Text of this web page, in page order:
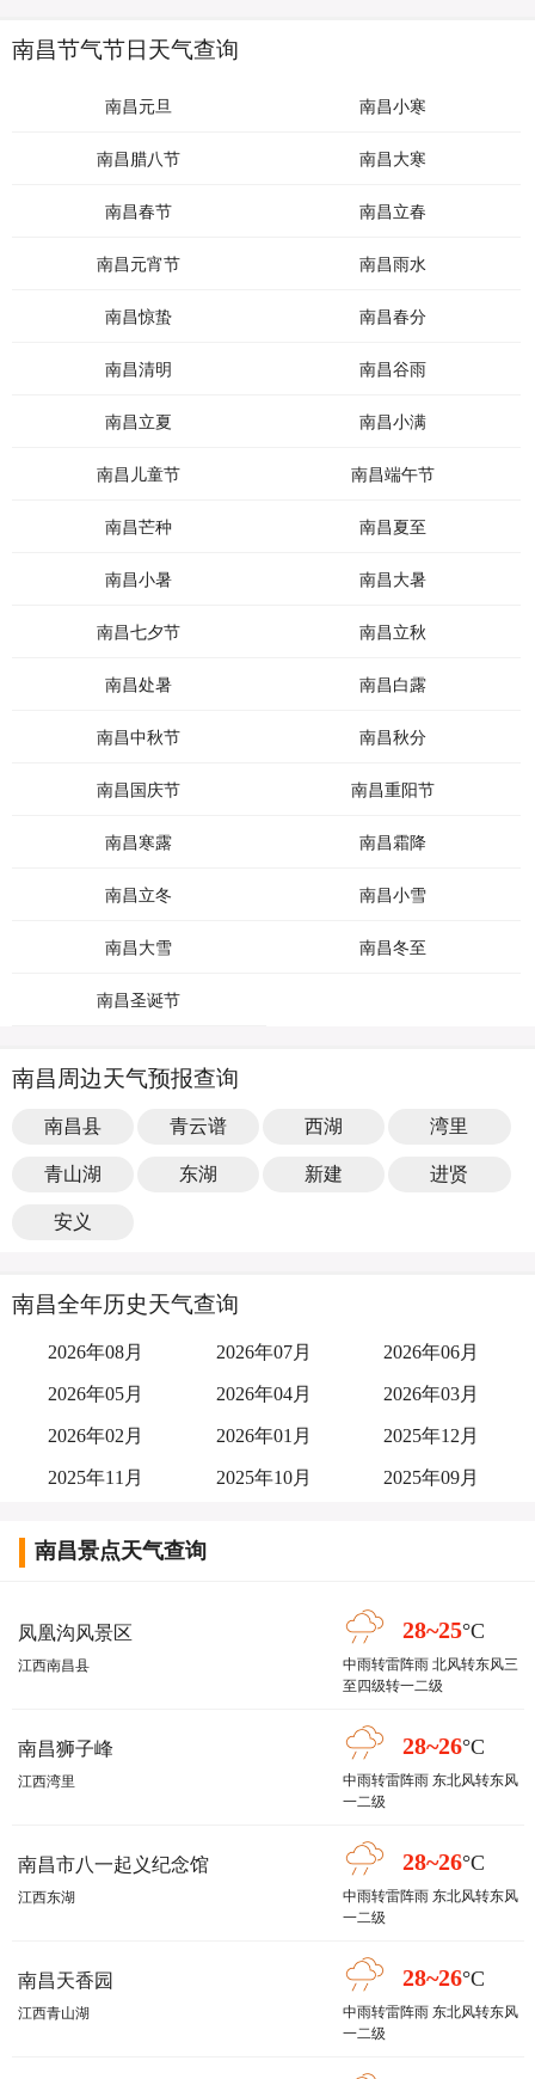
南昌节气节日天气查询
南昌元旦 南昌小寒
南昌腊八节 南昌大寒
南昌春节 南昌立春
南昌元宵节 南昌雨水
南昌惊蛰 南昌春分
南昌清明 南昌谷雨
南昌立夏 南昌小满
南昌儿童节 南昌端午节
南昌芒种 南昌夏至
南昌小暑 南昌大暑
南昌七夕节 南昌立秋
南昌处暑 南昌白露
南昌中秋节 南昌秋分
南昌国庆节 南昌重阳节
南昌寒露 南昌霜降
南昌立冬 南昌小雪
南昌大雪 南昌冬至
南昌圣诞节
南昌周边天气预报查询
南昌县 青云谱 西湖 湾里
青山湖 东湖 新建 进贤
安义
南昌全年历史天气查询
2026年08月 2026年07月 2026年06月
2026年05月 2026年04月 2026年03月
2026年02月 2026年01月 2025年12月
2025年11月 2025年10月 2025年09月
南昌景点天气查询
凤凰沟风景区
江西南昌县
28~25°C
中雨转雷阵雨 北风转东风三
至四级转一二级
南昌狮子峰
江西湾里
28~26°C
中雨转雷阵雨 东北风转东风
一二级
南昌市八一起义纪念馆
江西东湖
28~26°C
中雨转雷阵雨 东北风转东风
一二级
南昌天香园
江西青山湖
28~26°C
中雨转雷阵雨 东北风转东风
一二级